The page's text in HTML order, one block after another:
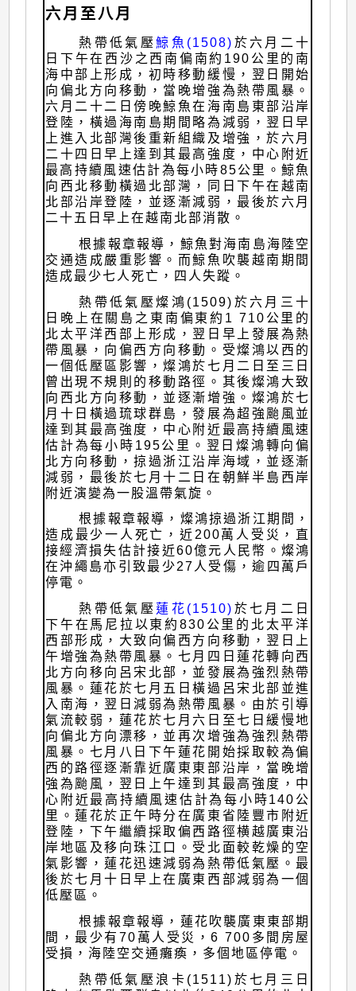
六月至八月
熱帶低氣壓鯨魚(1508) 於六月二十
日下午在西沙之西南偏南約190公里的南
海中部上形成，初時移動緩慢，翌日開始
向偏北方向移動，當晚增強為熱帶風暴。
六月二十二日傍晚鯨魚在海南島東部沿岸
登陸，橫過海南島期間略為減弱，翌日早
上進入北部灣後重新組織及增強，於六月
二十四日早上達到其最高強度，中心附近
最高持續風速估計為每小時85公里。鯨魚
向西北移動橫過北部灣，同日下午在越南
北部沿岸登陸，並逐漸減弱，最後於六月
二十五日早上在越南北部消散。
根據報章報導，鯨魚對海南島海陸空
交通造成嚴重影響。而鯨魚吹襲越南期間
造成最少七人死亡，四人失蹤。
熱帶低氣壓燦鴻(1509)於六月三十
日晚上在關島之東南偏東約1 710公里的
北太平洋西部上形成，翌日早上發展為熱
帶風暴，向偏西方向移動。受燦鴻以西的
一個低壓區影響，燦鴻於七月二日至三日
曾出現不規則的移動路徑。其後燦鴻大致
向西北方向移動，並逐漸增強。燦鴻於七
月十日橫過琉球群島，發展為超強颱風並
達到其最高強度，中心附近最高持續風速
估計為每小時195公里。翌日燦鴻轉向偏
北方向移動，掠過浙江沿岸海域，並逐漸
減弱，最後於七月十二日在朝鮮半島西岸
附近演變為一股溫帶氣旋。
根據報章報導，燦鴻掠過浙江期間，
造成最少一人死亡，近200萬人受災，直
接經濟損失估計接近60億元人民幣。燦鴻
在沖繩島亦引致最少27人受傷，逾四萬戶
停電。
熱帶低氣壓 蓮花(1510) 於七月二日
下午在馬尼拉以東約830公里的北太平洋
西部形成，大致向偏西方向移動，翌日上
午增強為熱帶風暴。七月四日蓮花轉向西
北方向移向呂宋北部，並發展為強烈熱帶
風暴。蓮花於七月五日橫過呂宋北部並進
入南海，翌日減弱為熱帶風暴。由於引導
氣流較弱，蓮花於七月六日至七日緩慢地
向偏北方向漂移，並再次增強為強烈熱帶
風暴。七月八日下午蓮花開始採取較為偏
西的路徑逐漸靠近廣東東部沿岸，當晚增
強為颱風，翌日上午達到其最高強度，中
心附近最高持續風速估計為每小時140公
里。蓮花於正午時分在廣東省陸豐市附近
登陸，下午繼續採取偏西路徑横越廣東沿
岸地區及移向珠江口。受北面較乾燥的空
氣影響，蓮花迅速減弱為熱帶低氣壓。最
後於七月十日早上在廣東西部減弱為一個
低壓區。
根據報章報導，蓮花吹襲廣東東部期
間，最少有70萬人受災，6 700多間房屋
受損，海陸空交通癱瘓，多個地區停電。
熱帶低氣壓浪卡(1511)於七月三日